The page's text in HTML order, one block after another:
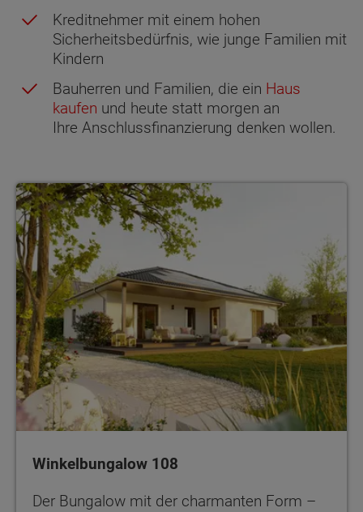
Kreditnehmer mit einem hohen
Sicherheitsbedürfnis, wie junge Familien mit
Kindern
Bauherren und Familien, die ein Haus
kaufen und heute statt morgen an
Ihre Anschlussfinanzierung denken wollen.
Winkelbungalow 108
Der Bungalow mit der charmanten Form –